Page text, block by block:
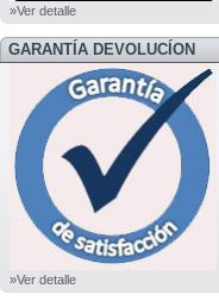
»Ver detalle
GARANTÍA DEVOLUCÍON
»Ver detalle